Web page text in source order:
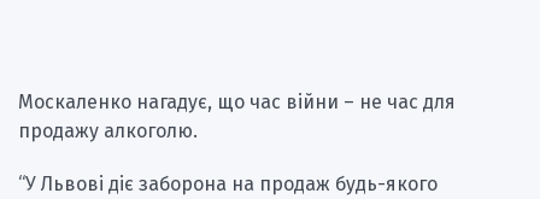
Москаленко нагадує, що час війни – не час для
продажу алкоголю.
“У Львові діє заборона на продаж будь-якого